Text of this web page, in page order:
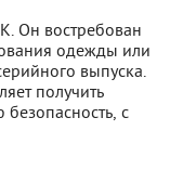
Он востребован
одежды или
выпуска.
получить
с